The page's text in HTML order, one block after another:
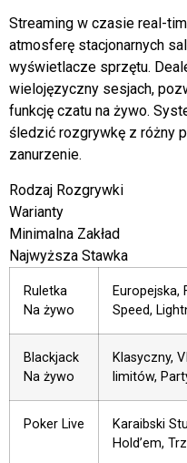
Streaming w czasie real-
atmosferę stacjonarnych
wyświetlacze sprzętu.
wielojęzyczny sesjach,
funkcję czatu na żywo.
śledzić rozgrywkę z różny
zanurzenie.
Rodzaj Rozgrywki
Warianty
Minimalna Zakład
Najwyższa Stawka
Ruletka
Na żywo
Europejska,
Speed,
Blackjack
Na żywo
Klasyczny,
limitów,
Poker Live
Karaibski
Hold’em,